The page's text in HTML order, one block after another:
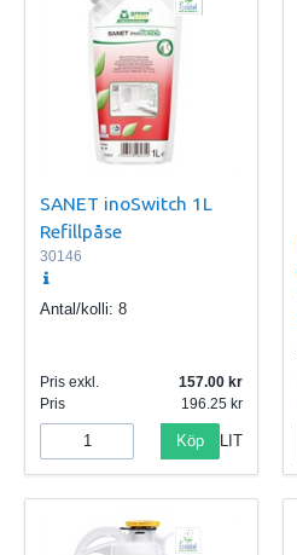
SANET inoSwitch 1L
Refillpåse
30146
Antal/kolli: 8
Pris exkl.
157.00
Pris
196.25
Köp LIT